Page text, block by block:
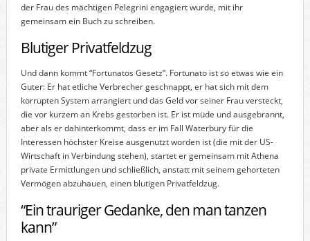
der Frau des mächtigen Pelegrini engagiert wurde, mit ihr
gemeinsam ein Buch zu schreiben.
Blutiger Privatfeldzug
Und dann kommt “Fortunatos Gesetz”. Fortunato ist so etwas wie ein
Guter: Er hat etliche Verbrecher geschnappt, er hat sich mit dem
korrupten System arrangiert und das Geld vor seiner Frau versteckt,
die vor kurzem an Krebs gestorben ist. Er ist müde und ausgebrannt,
aber als er dahinterkommt, dass er im Fall Waterbury für die
Interessen höchster Kreise ausgenutzt worden ist (die mit der US-
Wirtschaft in Verbindung stehen), startet er gemeinsam mit Athena
private Ermittlungen und schließlich, anstatt mit seinem gehorteten
Vermögen abzuhauen, einen blutigen Privatfeldzug.
“Ein trauriger Gedanke, den man tanzen
kann”